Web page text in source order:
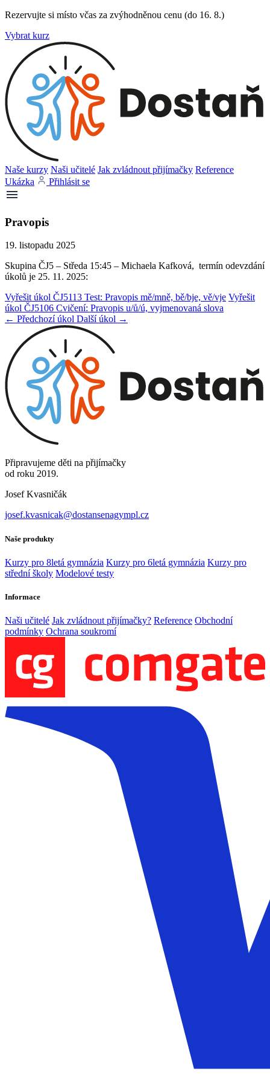
Rezervujte si místo včas za zvýhodněnou cenu (do 16. 8.)
Vybrat kurz
Naše kurzy Naši učitelé Jak zvládnout přijímačky Reference
Ukázka
Přihlásit se
Pravopis
19. listopadu 2025
Skupina ČJ5 – Středa 15:45 – Michaela Kafková, termín odevzdání
úkolů je 25. 11. 2025:
Vyřešit úkol ČJ5113 Test: Pravopis mě/mně, bě/bje, vě/vje Vyřešit
úkol ČJ5106 Cvičení: Pravopis u/ů/ú, vyjmenovaná slova
← Předchozí úkol Další úkol →
Připravujeme děti na přijímačky
od roku 2019.
Josef Kvasničák
josef.kvasnicak@dostansenagympl.cz
Naše produkty
Kurzy pro 8letá gymnázia Kurzy pro 6letá gymnázia Kurzy pro
střední školy Modelové testy
Informace
Naši učitelé Jak zvládnout přijímačky? Reference Obchodní
podmínky Ochrana soukromí